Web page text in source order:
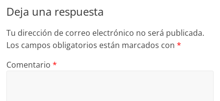
Deja una respuesta
Tu dirección de correo electrónico no será publicada.
Los campos obligatorios están marcados con*
Comentario*